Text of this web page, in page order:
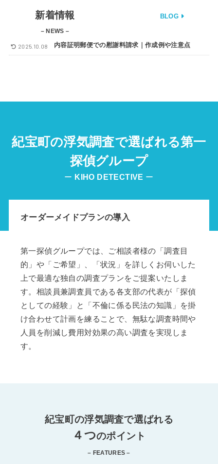
新着情報
– NEWS –
BLOG
内容証明郵便での慰謝料請求｜作成例や注意点
2025.10.08
紀宝町の浮気調査で選ばれる第一
探偵グループ
ー KIHO DETECTIVE ー
オーダーメイドプランの導入
第一探偵グループでは、ご相談者様の「調査目
的」や「ご希望」、「状況」を詳しくお伺いした
上で最適な独自の調査プランをご提案いたしま
す。相談員兼調査員である各支部の代表が「探偵
としての経験」と「不倫に係る民法の知識」を掛
け合わせて計画を練ることで、無駄な調査時間や
人員を削減し費用対効果の高い調査を実現しま
す。
紀宝町の浮気調査で選ばれる
４つのポイント
– FEATURES –